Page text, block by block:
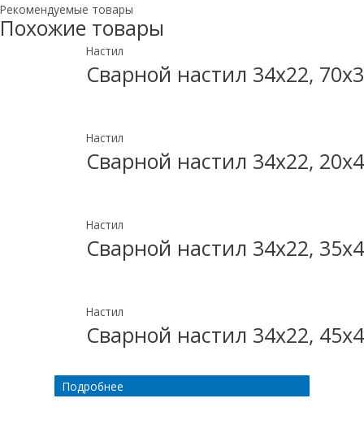
Рекомендуемые товары
Похожие товары
Настил
Сварной настил 34х22, 70х3
Подробнее
Настил
Сварной настил 34х22, 20х4
Подробнее
Настил
Сварной настил 34х22, 35х4
Подробнее
Настил
Сварной настил 34х22, 45х4
Подробнее